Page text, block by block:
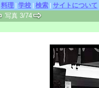
料理 | 学校 | 検索 | サイトについて
写真 3/74